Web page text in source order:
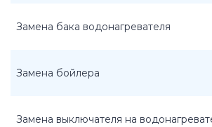
Замена бака водонагревателя
Замена бойлера
Замена выключателя на